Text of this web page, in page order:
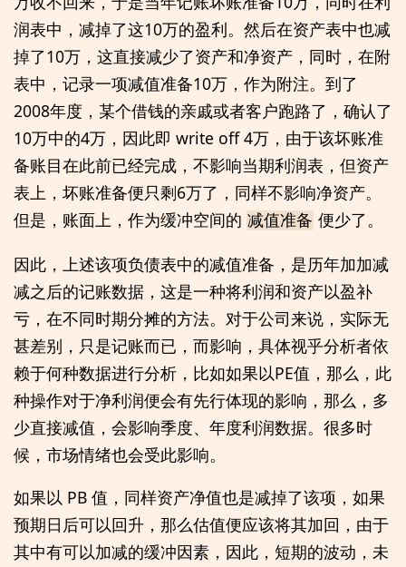
润表中，减掉了这10万的盈利。然后在资产表中也减
掉了10万，这直接减少了资产和净资产，同时，在附
表中，记录一项减值准备10万，作为附注。到了
2008年度，某个借钱的亲戚或者客户跑路了，确认了
10万中的4万，因此即 write off 4万，由于该坏账准
备账目在此前已经完成，不影响当期利润表，但资产
表上，坏账准备便只剩6万了，同样不影响净资产。
但是，账面上，作为缓冲空间的 减值准备 便少了。
因此，上述该项负债表中的减值准备，是历年加加减
减之后的记账数据，这是一种将利润和资产以盈补
亏，在不同时期分摊的方法。对于公司来说，实际无
甚差别，只是记账而已，而影响，具体视乎分析者依
赖于何种数据进行分析，比如如果以PE值，那么，此
种操作对于净利润便会有先行体现的影响，那么，多
少直接减值，会影响季度、年度利润数据。很多时
候，市场情绪也会受此影响。
如果以 PB 值，同样资产净值也是减掉了该项，如果
预期日后可以回升，那么估值便应该将其加回，由于
其中有可以加减的缓冲因素，因此，短期的波动，未